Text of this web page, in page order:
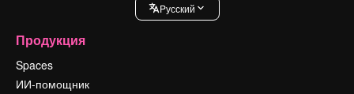
Pусский
Продукция
Spaces
ИИ-помощник